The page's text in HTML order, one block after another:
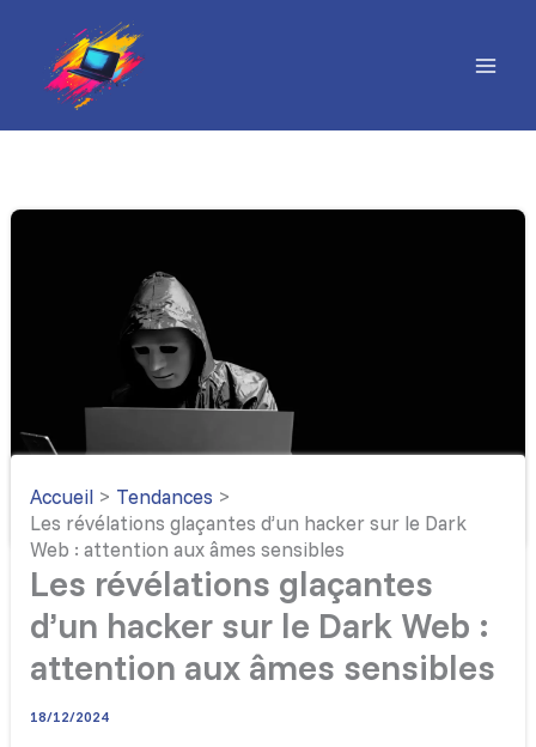
contenu
Accueil
Tendances
Les révélations glaçantes d’un hacker sur le Dark
Web : attention aux âmes sensibles
Les révélations glaçantes
d’un hacker sur le Dark Web :
attention aux âmes sensibles
18/12/2024